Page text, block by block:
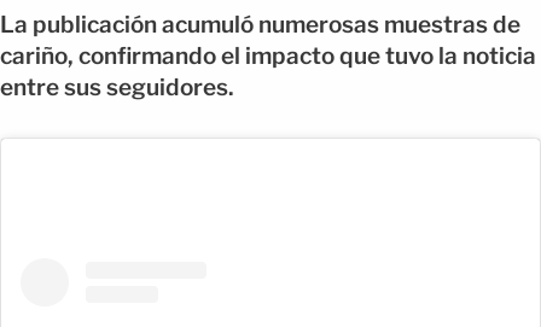
La publicación acumuló numerosas muestras de
cariño, confirmando el impacto que tuvo la noticia
entre sus seguidores.